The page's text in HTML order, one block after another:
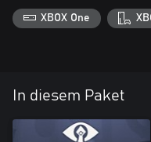
XBOX One
In diesem Paket